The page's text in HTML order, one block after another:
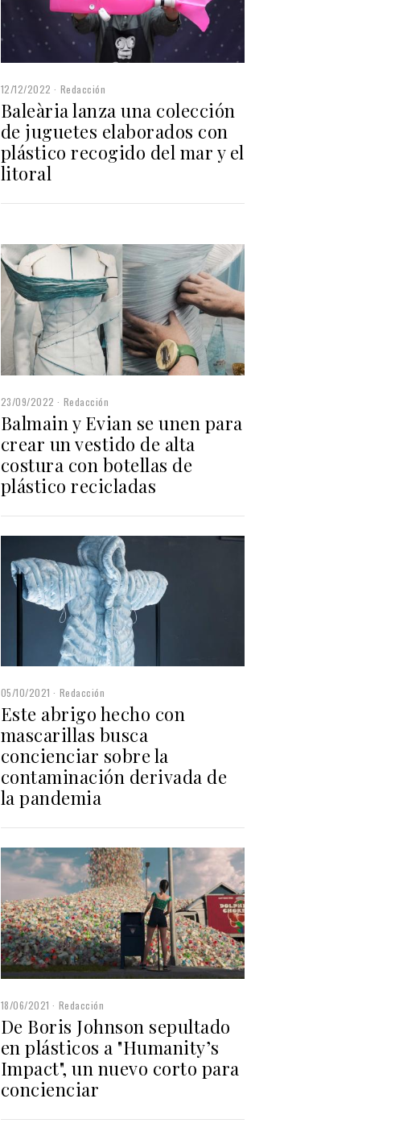
12/12/2022 Redacción
Baleària lanza una colección
de juguetes elaborados con
plástico recogido del mar y el
litoral
23/09/2022 Redacción
Balmain y Evian se unen para
crear un vestido de alta
costura con botellas de
plástico recicladas
05/10/2021 Redacción
Este abrigo hecho con
mascarillas busca
concienciar sobre la
contaminación derivada de
la pandemia
18/06/2021 Redacción
De Boris Johnson sepultado
en plásticos a "Humanity’s
Impact", un nuevo corto para
concienciar